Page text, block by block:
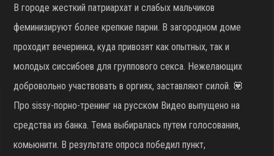
В городе жесткий патриархат и слабых мальчиков
феминизируют более крепкие парни. В загородном доме
проходит вечеринка, куда привозят как опытных, так и
молодых сиссибоев для группового секса. Нежелающих
добровольно участвовать в оргиях, заставляют силой. 💟
Про sissy-порно-тренинг на русском Видео выпущено на
средства из банка. Тема выбиралась путем голосования,
комьюнити. В результате опроса победил пункт,